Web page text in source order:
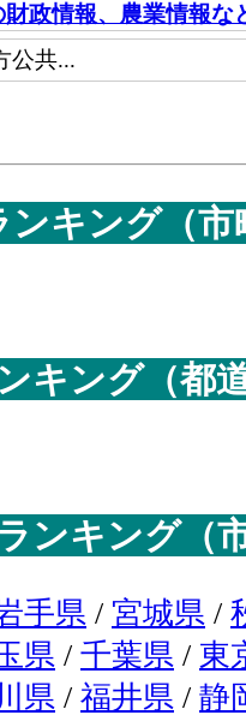
政情報、農業情報な
公共...
ンキング（
キング（都
ンキング（
手県 / 宮城県 /
県 / 千葉県 / 東
県 / 福井県 / 静